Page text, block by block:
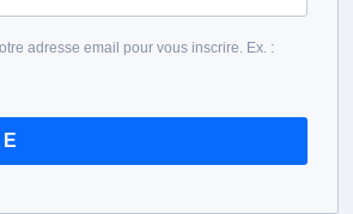
adresse email pour vous inscrire. Ex. :